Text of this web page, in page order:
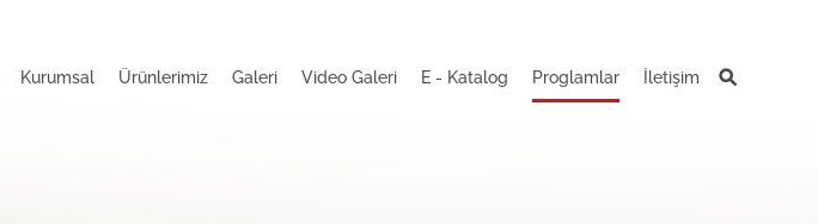
Kurumsal Ürünlerimiz Galeri Video Galeri E - Katalog Proglamlar İletişim